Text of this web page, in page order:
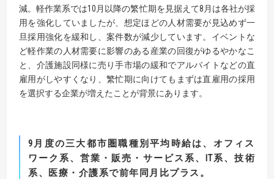
減。軽作業系では10月以降の繁忙期を見据えて8月は各社が採
用を強化していましたが、想定ほどの人材需要が見込めず一
旦採用強化を緩和し、案件数が減少しています。イベントな
ど軽作業の人材需要に影響のある産業の回復がゆるやかなこ
と、介護施設同様に売り手市場の緩和でアルバイトなどの直
雇用がしやすくなり、繁忙期に向けてもまずは直雇用の採用
を選択する企業が増えたことが背景にあります。
9 月度の三大都市圏職種別平均時給は、オフィス
ワーク系、営業・販売・サービス系、 IT系、技術
系、医療・介護系で前年 同月比プラス。